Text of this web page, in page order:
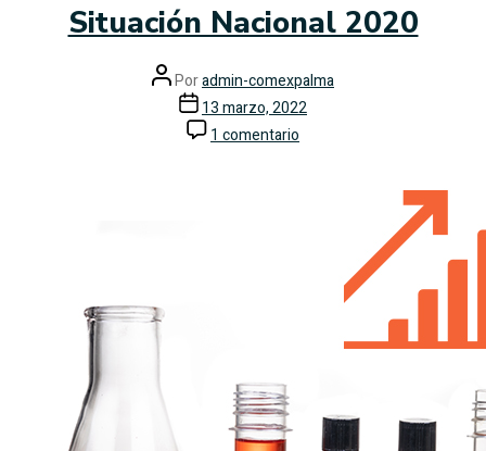
Situación Nacional 2020
Poradmin-comexpalma
13 marzo, 2022
1 comentario